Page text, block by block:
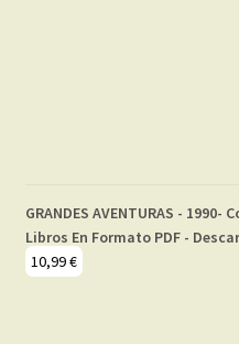
GRANDES AVENTURAS -
Libros En Formato PDF -
10,99€